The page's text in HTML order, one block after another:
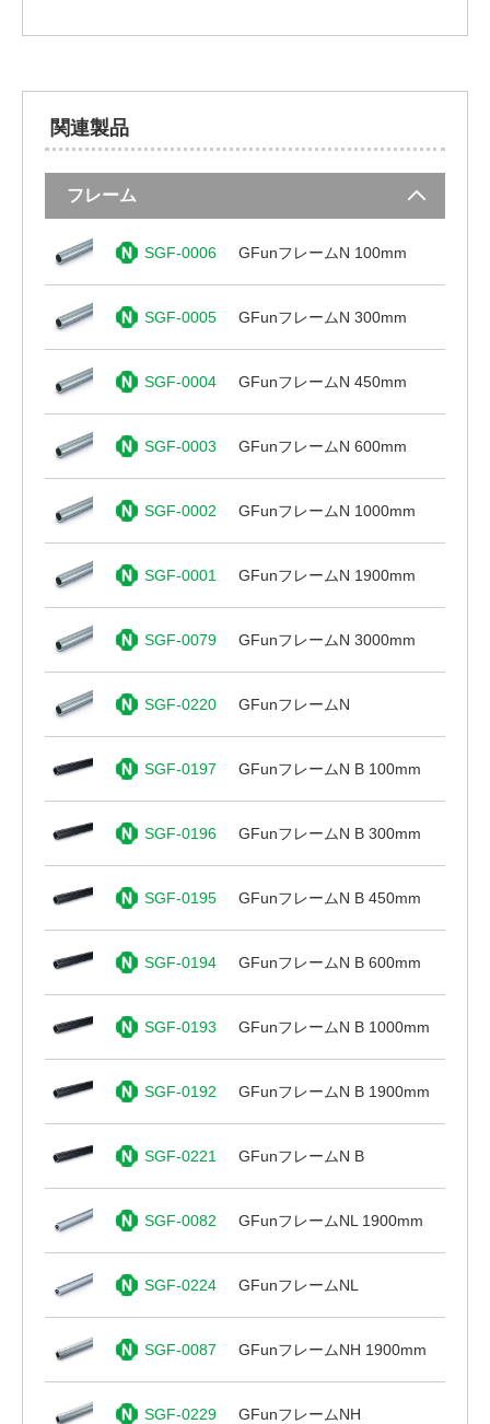
関連製品
フレーム
SGF-0006 GFunフレームN 100mm
SGF-0005 GFunフレームN 300mm
SGF-0004 GFunフレームN 450mm
SGF-0003 GFunフレームN 600mm
SGF-0002 GFunフレームN 1000mm
SGF-0001 GFunフレームN 1900mm
SGF-0079 GFunフレームN 3000mm
SGF-0220 GFunフレームN
SGF-0197 GFunフレームN B 100mm
SGF-0196 GFunフレームN B 300mm
SGF-0195 GFunフレームN B 450mm
SGF-0194 GFunフレームN B 600mm
SGF-0193 GFunフレームN B 1000mm
SGF-0192 GFunフレームN B 1900mm
SGF-0221 GFunフレームN B
SGF-0082 GFunフレームNL 1900mm
SGF-0224 GFunフレームNL
SGF-0087 GFunフレームNH 1900mm
SGF-0229 GFunフレームNH